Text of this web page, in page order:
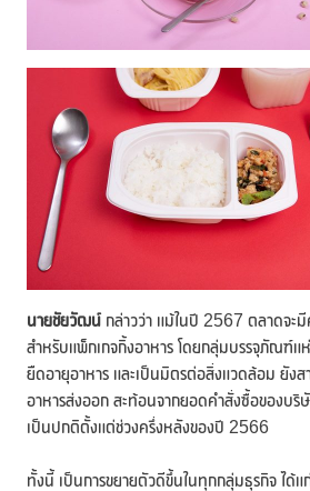
นายชัยวัฒน์กล่าวว่า แม้ในปี 2567 ตลาดจะ
สำหรับแพ็กเกจกิ้งอาหาร โดยกลุ่มบรรจุภัณฑ์
ยืดอายุอาหาร และเป็นมิตรต่อสิ่งแวดล้อม ยังส
อาหารส่งออก สะท้อนจากยอดคำสั่งซื้อของบริ
เป็นปกติตั้งแต่ช่วงครึ่งหลังของปี 2566
ทั้งนี้ เป็นการขยายตัวดีขึ้นในทุกกลุ่มธุรกิจ ได้